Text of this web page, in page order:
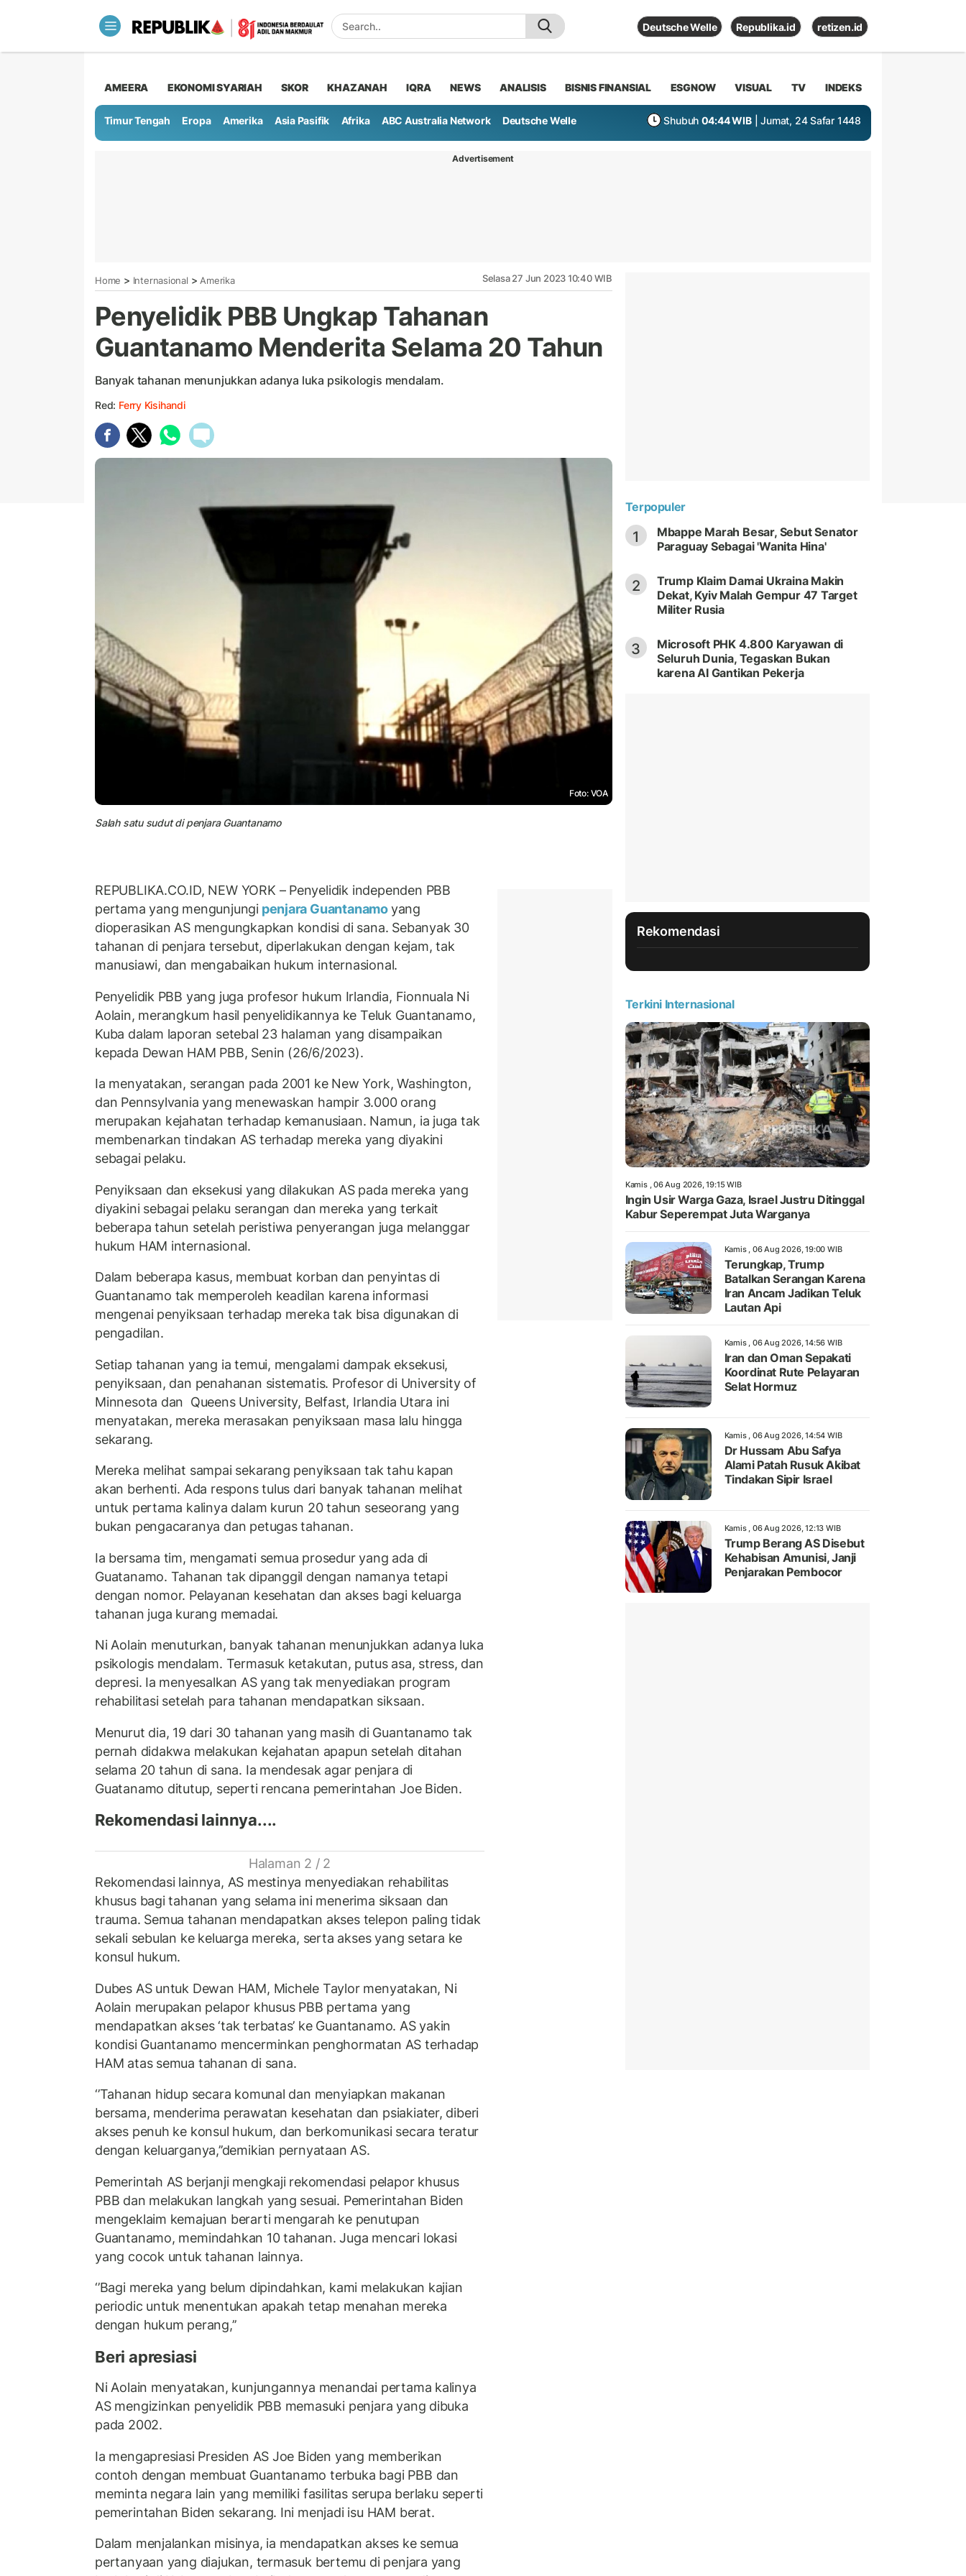
Deutsche Welle Republika.id retizen.id
AMEERA EKONOMI SYARIAH SKOR KHAZANAH IQRA NEWS ANALISIS BISNIS FINANSIAL ESGNOW VISUAL TV INDEKS
Timur Tengah Eropa Amerika Asia Pasifik Afrika ABC Australia Network Deutsche Welle Shubuh 04:44 WIB | Jumat, 24 Safar 1448
Advertisement
Home > Internasional > Amerika Selasa 27 Jun 2023 10:40 WIB
Penyelidik PBB Ungkap Tahanan
Guantanamo Menderita Selama 20 Tahun
Banyak tahanan menunjukkan adanya luka psikologis mendalam.
Red: Ferry Kisihandi
Foto: VOA
Salah satu sudut di penjara Guantanamo
REPUBLIKA.CO.ID, NEW YORK – Penyelidik independen PBB
pertama yang mengunjungipenjara Guantanamoyang
dioperasikan AS mengungkapkan kondisi di sana. Sebanyak 30
tahanan di penjara tersebut, diperlakukan dengan kejam, tak
manusiawi, dan mengabaikan hukum internasional.
Penyelidik PBB yang juga profesor hukum Irlandia, Fionnuala Ni
Aolain, merangkum hasil penyelidikannya ke Teluk Guantanamo,
Kuba dalam laporan setebal 23 halaman yang disampaikan
kepada Dewan HAM PBB, Senin (26/6/2023).
Ia menyatakan, serangan pada 2001 ke New York, Washington,
dan Pennsylvania yang menewaskan hampir 3.000 orang
merupakan kejahatan terhadap kemanusiaan. Namun, ia juga tak
membenarkan tindakan AS terhadap mereka yang diyakini
sebagai pelaku.
Penyiksaan dan eksekusi yang dilakukan AS pada mereka yang
diyakini sebagai pelaku serangan dan mereka yang terkait
beberapa tahun setelah peristiwa penyerangan juga melanggar
hukum HAM internasional.
Dalam beberapa kasus, membuat korban dan penyintas di
Guantanamo tak memperoleh keadilan karena informasi
mengenai penyiksaan terhadap mereka tak bisa digunakan di
pengadilan.
Setiap tahanan yang ia temui, mengalami dampak eksekusi,
penyiksaan, dan penahanan sistematis. Profesor di University of
Minnesota dan Queens University, Belfast, Irlandia Utara ini
menyatakan, mereka merasakan penyiksaan masa lalu hingga
sekarang.
Mereka melihat sampai sekarang penyiksaan tak tahu kapan
akan berhenti. Ada respons tulus dari banyak tahanan melihat
untuk pertama kalinya dalam kurun 20 tahun seseorang yang
bukan pengacaranya dan petugas tahanan.
Ia bersama tim, mengamati semua prosedur yang ada di
Guatanamo. Tahanan tak dipanggil dengan namanya tetapi
dengan nomor. Pelayanan kesehatan dan akses bagi keluarga
tahanan juga kurang memadai.
Ni Aolain menuturkan, banyak tahanan menunjukkan adanya luka
psikologis mendalam. Termasuk ketakutan, putus asa, stress, dan
depresi. Ia menyesalkan AS yang tak menyediakan program
rehabilitasi setelah para tahanan mendapatkan siksaan.
Menurut dia, 19 dari 30 tahanan yang masih di Guantanamo tak
pernah didakwa melakukan kejahatan apapun setelah ditahan
selama 20 tahun di sana. Ia mendesak agar penjara di
Guatanamo ditutup, seperti rencana pemerintahan Joe Biden.
Rekomendasi lainnya....
Halaman 2 / 2
Rekomendasi lainnya, AS mestinya menyediakan rehabilitas
khusus bagi tahanan yang selama ini menerima siksaan dan
trauma. Semua tahanan mendapatkan akses telepon paling tidak
sekali sebulan ke keluarga mereka, serta akses yang setara ke
konsul hukum.
Dubes AS untuk Dewan HAM, Michele Taylor menyatakan, Ni
Aolain merupakan pelapor khusus PBB pertama yang
mendapatkan akses ‘tak terbatas’ ke Guantanamo. AS yakin
kondisi Guantanamo mencerminkan penghormatan AS terhadap
HAM atas semua tahanan di sana.
‘’Tahanan hidup secara komunal dan menyiapkan makanan
bersama, menderima perawatan kesehatan dan psiakiater, diberi
akses penuh ke konsul hukum, dan berkomunikasi secara teratur
dengan keluarganya,’’demikian pernyataan AS.
Pemerintah AS berjanji mengkaji rekomendasi pelapor khusus
PBB dan melakukan langkah yang sesuai. Pemerintahan Biden
mengeklaim kemajuan berarti mengarah ke penutupan
Guantanamo, memindahkan 10 tahanan. Juga mencari lokasi
yang cocok untuk tahanan lainnya.
‘’Bagi mereka yang belum dipindahkan, kami melakukan kajian
periodic untuk menentukan apakah tetap menahan mereka
dengan hukum perang,’’
Beri apresiasi
Ni Aolain menyatakan, kunjungannya menandai pertama kalinya
AS mengizinkan penyelidik PBB memasuki penjara yang dibuka
pada 2002.
Ia mengapresiasi Presiden AS Joe Biden yang memberikan
contoh dengan membuat Guantanamo terbuka bagi PBB dan
meminta negara lain yang memiliki fasilitas serupa berlaku seperti
pemerintahan Biden sekarang. Ini menjadi isu HAM berat.
Dalam menjalankan misinya, ia mendapatkan akses ke semua
pertanyaan yang diajukan, termasuk bertemu di penjara yang
Terpopuler
1
Mbappe Marah Besar, Sebut Senator
Paraguay Sebagai 'Wanita Hina'
2
Trump Klaim Damai Ukraina Makin
Dekat, Kyiv Malah Gempur 47 Target
Militer Rusia
3
Microsoft PHK 4.800 Karyawan di
Seluruh Dunia, Tegaskan Bukan
karena AI Gantikan Pekerja
Rekomendasi
Terkini Internasional
Kamis , 06 Aug 2026, 19:15 WIB
Ingin Usir Warga Gaza, Israel Justru Ditinggal
Kabur Seperempat Juta Warganya
Kamis , 06 Aug 2026, 19:00 WIB
Terungkap, Trump
Batalkan Serangan Karena
Iran Ancam Jadikan Teluk
Lautan Api
Kamis , 06 Aug 2026, 14:56 WIB
Iran dan Oman Sepakati
Koordinat Rute Pelayaran
Selat Hormuz
Kamis , 06 Aug 2026, 14:54 WIB
Dr Hussam Abu Safya
Alami Patah Rusuk Akibat
Tindakan Sipir Israel
Kamis , 06 Aug 2026, 12:13 WIB
Trump Berang AS Disebut
Kehabisan Amunisi, Janji
Penjarakan Pembocor